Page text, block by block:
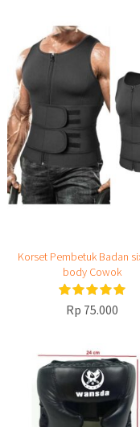
Korset Pembetuk Badan
body Cowok
Rp 75.000